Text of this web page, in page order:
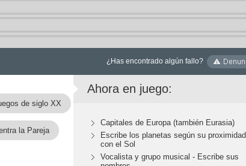
¿Has encontrado algún fallo?
de siglo XX
la Pareja
Ahora en juego:
Capitales de Europa (también Eurasia)
Escribe los planetas según su proximidad
con el Sol
Vocalista y grupo musical - Escribe sus